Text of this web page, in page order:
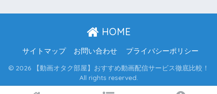
HOME
サイトマップ お問い合わせ プライバシーポリシー
© 2026 【動画オタク部屋】おすすめ動画配信サービス徹底比較！
All rights reserved.